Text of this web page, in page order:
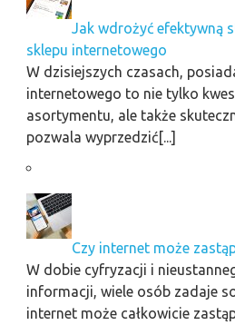
Jak wdrożyć efektywną
sklepu internetowego
W dzisiejszych czasach,
internetowego to nie tylko
asortymentu, ale także
pozwala wyprzedzić[...]
Czy internet może
W dobie cyfryzacji i
informacji, wiele osób zadaje
internet może całkowicie